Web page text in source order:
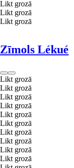
Likt grozā
Likt grozā
Likt grozā
Zīmols Lékué
Likt grozā
Likt grozā
Likt grozā
Likt grozā
Likt grozā
Likt grozā
Likt grozā
Likt grozā
Likt grozā
Likt grozā